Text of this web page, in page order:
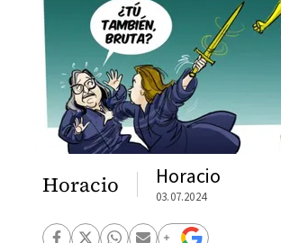
Horacio Horacio
03.07.2024